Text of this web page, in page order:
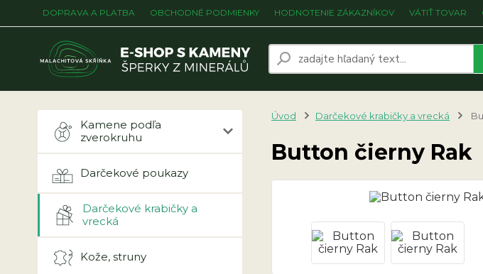
DOPRAVA A PLATBA OBCHODNÉ PODMIENKY HODNOTENIE ZÁKAZNÍKOV VÁTIŤ TOVAR
Kamene podľa
zverokruhu
Darčekové poukazy
Darčekové krabičky a
vrecká
Kože, struny
Úvod Darčekové krabičky a vrecká
Button čierny Rak